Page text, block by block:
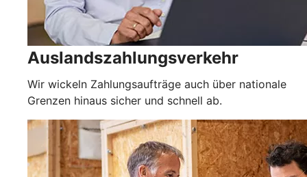
Auslandszahlungsverkehr
Wir wickeln Zahlungsaufträge auch über nationale
Grenzen hinaus sicher und schnell ab.